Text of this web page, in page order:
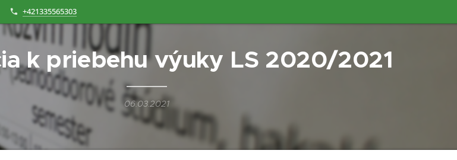
+421335565303
k priebehu výuky LS 2020/2021
06.03.2021